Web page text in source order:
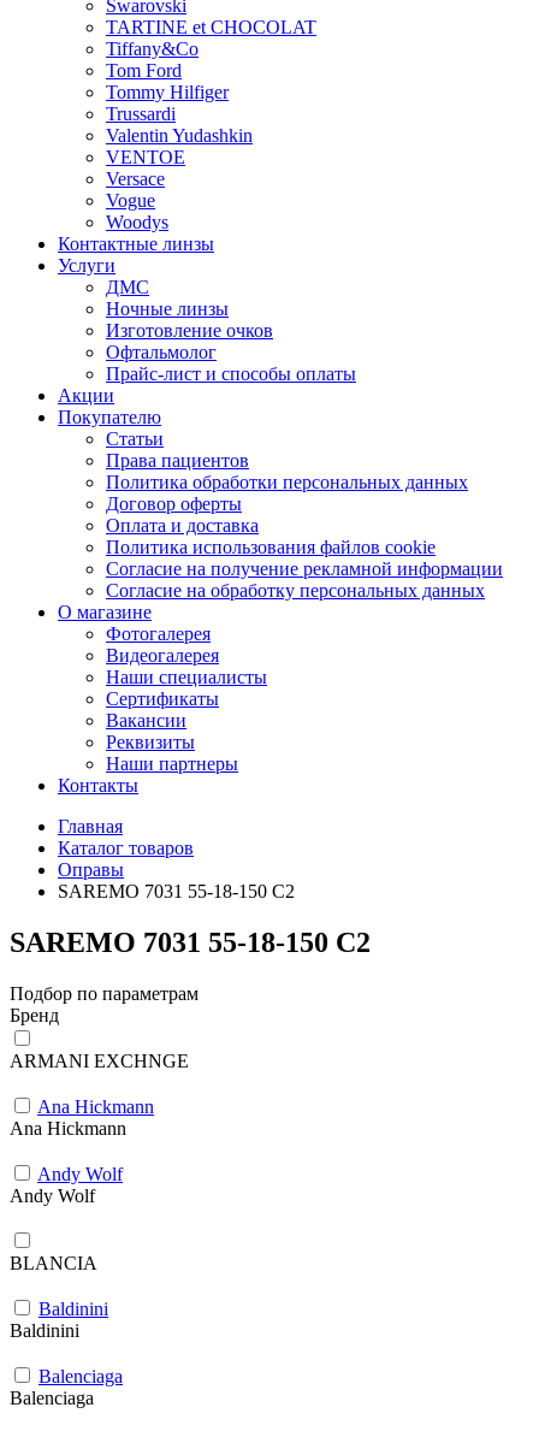
Swarovski
TARTINE et CHOCOLAT
Tiffany&Co
Tom Ford
Tommy Hilfiger
Trussardi
Valentin Yudashkin
VENTOE
Versace
Vogue
Woodys
Контактные линзы
Услуги
ДМС
Ночные линзы
Изготовление очков
Офтальмолог
Прайс-лист и способы оплаты
Акции
Покупателю
Статьи
Права пациентов
Политика обработки персональных данных
Договор оферты
Оплата и доставка
Политика использования файлов cookie
Согласие на получение рекламной информации
Согласие на обработку персональных данных
О магазине
Фотогалерея
Видеогалерея
Наши специалисты
Сертификаты
Вакансии
Реквизиты
Наши партнеры
Контакты
Главная
Каталог товаров
Оправы
SAREMO 7031 55-18-150 C2
SAREMO 7031 55-18-150 C2
Подбор по параметрам
Бренд
ARMANI EXCHNGE
Ana Hickmann
Ana Hickmann
Andy Wolf
Andy Wolf
BLANCIA
Baldinini
Baldinini
Balenciaga
Balenciaga